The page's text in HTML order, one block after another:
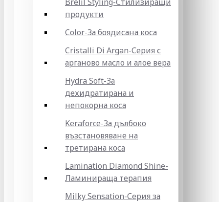
продукти
Color-За боядисана коса
Cristalli Di Argan-Серия с
арганово масло и алое вера
Hydra Soft-За
дехидратирана и
непокорна коса
Keraforce-За дълбоко
възстановяване на
третирана коса
Lamination Diamond Shine-
Ламинираща терапия
Milky Sensation-Серия за